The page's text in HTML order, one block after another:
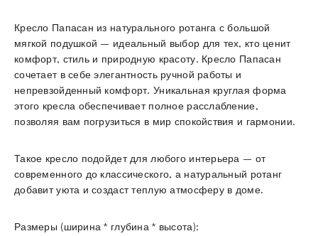
Кресло Папасан из натурального ротанга с большой
мягкой подушкой – идеальный выбор для тех, кто ценит
комфорт, стиль и природную красоту. Кресло Папасан
сочетает в себе элегантность ручной работы и
непревзойденный комфорт. Уникальная круглая форма
этого кресла обеспечивает полное расслабление,
позволяя вам погрузиться в мир спокойствия и гармонии.
Такое кресло подойдет для любого интерьера – от
современного до классического, а натуральный ротанг
добавит уюта и создаст теплую атмосферу в доме.
Размеры (ширина * глубина * высота):